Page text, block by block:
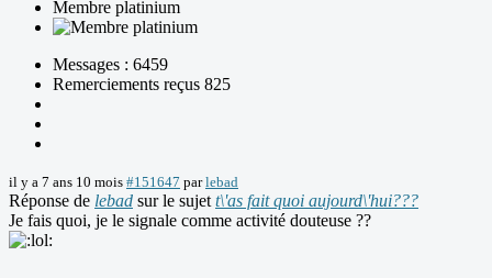
Membre platinium
Messages : 6459
Remerciements reçus 825
il y a 7 ans 10 mois #151647 parlebad
Réponse de lebad sur le sujet t\'as fait quoi aujourd\'hui???
Je fais quoi, je le signale comme activité douteuse ??